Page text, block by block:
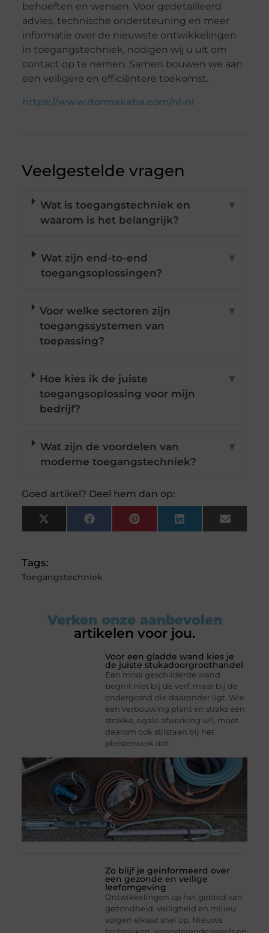
behoeften en wensen. Voor gedetailleerd
advies, technische ondersteuning en meer
informatie over de nieuwste ontwikkelingen
in toegangstechniek, nodigen wij u uit om
contact op te nemen. Samen bouwen we aan
een veiligere en efficiëntere toekomst.
https://www.dormakaba.com/nl-nl
Veelgestelde vragen
Wat is toegangstechniek en
waarom is het belangrijk?
▼
Wat zijn end-to-end
toegangsoplossingen?
▼
Voor welke sectoren zijn
toegangssystemen van
toepassing?
▼
Hoe kies ik de juiste
toegangsoplossing voor mijn
bedrijf?
▼
Wat zijn de voordelen van
moderne toegangstechniek?
▼
Goed artikel? Deel hem dan op:
X
(Twitter)
FacebookPinterestLinkedInEmail
Tags:
Toegangstechniek
Verken onze aanbevolen
artikelen voor jou.
Voor een gladde wand kies je
de juiste stukadoorgroothandel
Een mooi geschilderde wand
begint niet bij de verf, maar bij de
ondergrond die daaronder ligt. Wie
een verbouwing plant en straks een
strakke, egale afwerking wil, moet
daarom ook stilstaan bij het
pleisterwerk dat
Zo blijf je geïnformeerd over
een gezonde en veilige
leefomgeving
Ontwikkelingen op het gebied van
gezondheid, veiligheid en milieu
volgen elkaar snel op. Nieuwe